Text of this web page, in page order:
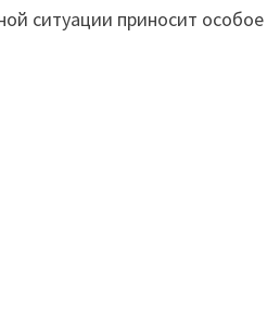
ситуации приносит особое